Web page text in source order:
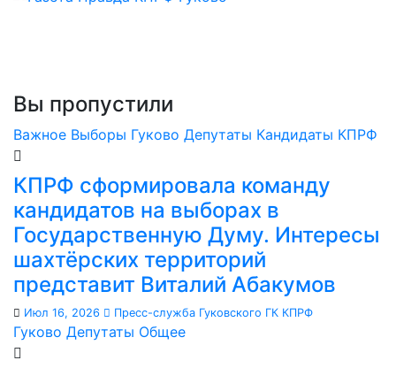
Вы пропустили
Важное Выборы Гуково Депутаты Кандидаты КПРФ
КПРФ сформировала команду
кандидатов на выборах в
Государственную Думу. Интересы
шахтёрских территорий
представит Виталий Абакумов
Июл 16, 2026 Пресс-служба Гуковского ГК КПРФ
Гуково Депутаты Общее